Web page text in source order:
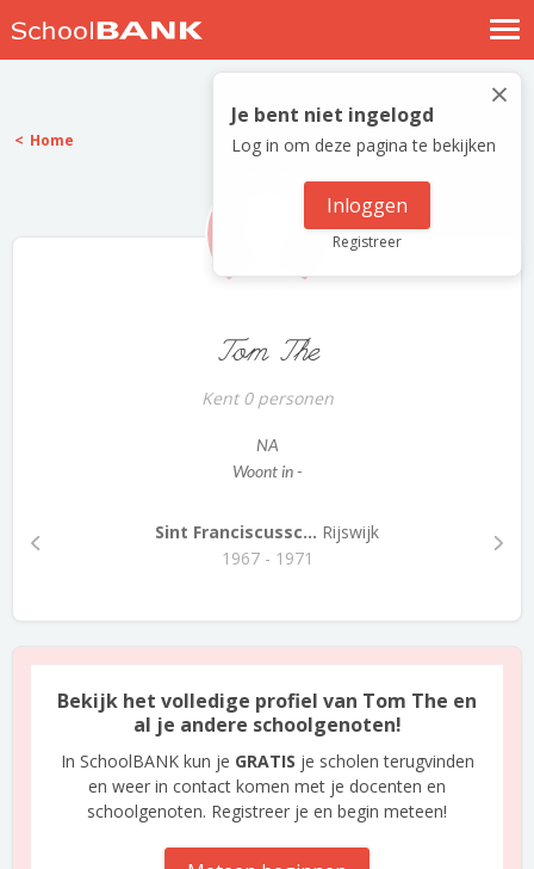
Nostalgische verhalen
Log in
Meld je gratis aan
×
Je bent niet ingelogd
Log in om deze pagina te bekijken
Inloggen
Registreer
Home
Tom The
Kent 0 personen
NA
Woont in -
Sint Franciscussc... Rijswijk
1967 - 1971
Bekijk het volledige profiel van Tom The en
al je andere schoolgenoten!
In SchoolBANK kun je GRATIS je scholen terugvinden
en weer in contact komen met je docenten en
schoolgenoten. Registreer je en begin meteen!